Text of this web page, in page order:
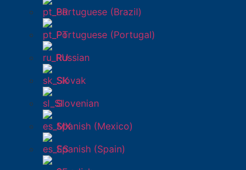
Portuguese (Brazil)
Portuguese (Portugal)
Russian
Slovak
Slovenian
Spanish (Mexico)
Spanish (Spain)